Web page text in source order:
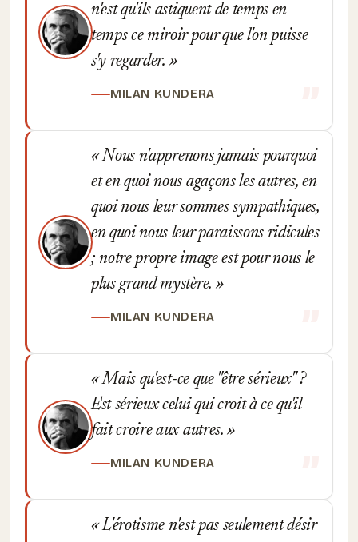
n'est qu'ils astiquent de temps en
temps ce miroir pour que l'on puisse
s'y regarder.
MILAN KUNDERA
Nous n'apprenons jamais pourquoi
et en quoi nous agaçons les autres, en
quoi nous leur sommes sympathiques,
en quoi nous leur paraissons ridicules
; notre propre image est pour nous le
plus grand mystère.
MILAN KUNDERA
Mais qu'est-ce que "être sérieux" ?
Est sérieux celui qui croit à ce qu'il
fait croire aux autres.
MILAN KUNDERA
L'érotisme n'est pas seulement désir